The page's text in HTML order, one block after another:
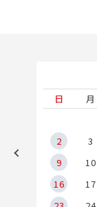
日
月
2
3
9
10
16
17